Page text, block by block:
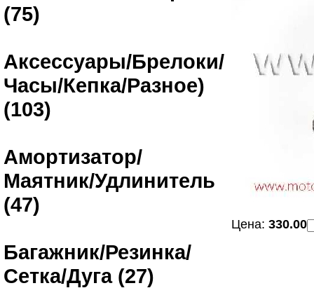
(75)
Аксессуары/Брелоки/
Часы/Кепка/Разное)
(103)
Амортизатор/
Маятник/Удлинитель
(47)
Багажник/Резинка/
Сетка/Дуга (27)
Цена: 330.00